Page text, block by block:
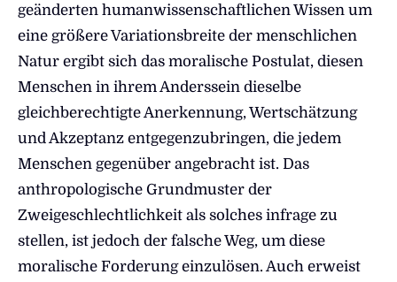
geänderten humanwissenschaftlichen Wissen um
eine größere Variationsbreite der menschlichen
Natur ergibt sich das moralische Postulat, diesen
Menschen in ihrem Anderssein dieselbe
gleichberechtigte Anerkennung, Wertschätzung
und Akzeptanz entgegenzubringen, die jedem
Menschen gegenüber angebracht ist. Das
anthropologische Grundmuster der
Zweigeschlechtlichkeit als solches infrage zu
stellen, ist jedoch der falsche Weg, um diese
moralische Forderung einzulösen. Auch erweist